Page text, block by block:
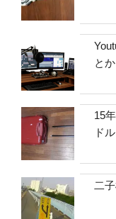
と
15
ド
二